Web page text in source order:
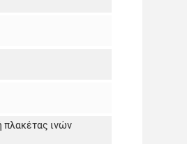
πλακέτας ινών